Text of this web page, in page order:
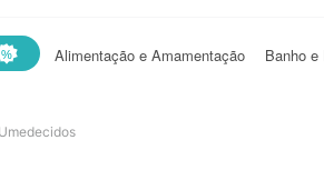
Alimentação e Amamentação Banho e